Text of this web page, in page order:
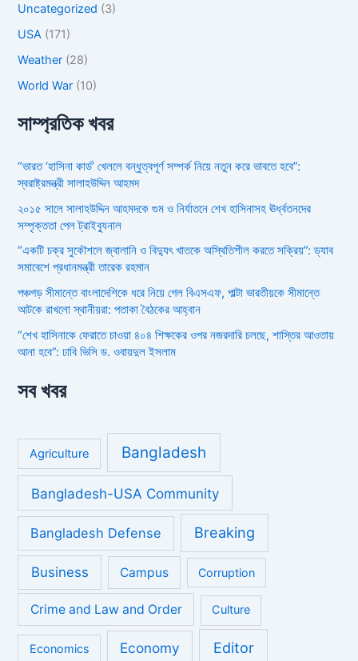
Uncategorized (3)
USA (171)
Weather (28)
World War (10)
সাম্প্রতিক খবর
“ভারত ‘হাসিনা কার্ড’ খেললে বন্ধুত্বপূর্ণ সম্পর্ক নিয়ে নতুন করে ভাবতে হবে”:
স্বরাষ্ট্রমন্ত্রী সালাহউদ্দিন আহমদ
২০১৫ সালে সালাহউদ্দিন আহমদকে গুম ও নির্যাতনে শেখ হাসিনাসহ ঊর্ধ্বতনদের
সম্পৃক্ততা পেল ট্রাইব্যুনাল
“একটি চক্র সুকৌশলে জ্বালানি ও বিদ্যুৎ খাতকে অস্থিতিশীল করতে সক্রিয়”: ড্যাব
সমাবেশে প্রধানমন্ত্রী তারেক রহমান
পঞ্চগড় সীমান্তে বাংলাদেশিকে ধরে নিয়ে গেল বিএসএফ, পাল্টা ভারতীয়কে সীমান্তে
আটকে রাখলো স্থানীয়রা: পতাকা বৈঠকের আহ্বান
“শেখ হাসিনাকে ফেরাতে চাওয়া ৪০৪ শিক্ষকের ওপর নজরদারি চলছে, শাস্তির আওতায়
আনা হবে”: ঢাবি ভিসি ড. ওবায়দুল ইসলাম
সব খবর
Agriculture Bangladesh
Bangladesh-USA Community
Bangladesh Defense Breaking
Business Campus Corruption
Crime and Law and Order Culture
Economics Economy Editor